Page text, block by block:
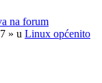
na forum
» u Linux općenito